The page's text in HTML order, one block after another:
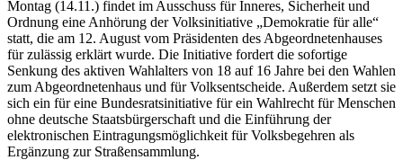
Montag (14.11.) findet im Ausschuss für Inneres, Sicherheit und
Ordnung eine Anhörung der Volksinitiative „Demokratie für alle“
statt, die am 12. August vom Präsidenten des Abgeordnetenhauses
für zulässig erklärt wurde. Die Initiative fordert die sofortige
Senkung des aktiven Wahlalters von 18 auf 16 Jahre bei den Wahlen
zum Abgeordnetenhaus und für Volksentscheide. Außerdem setzt sie
sich ein für eine Bundesratsinitiative für ein Wahlrecht für Menschen
ohne deutsche Staatsbürgerschaft und die Einführung der
elektronischen Eintragungsmöglichkeit für Volksbegehren als
Ergänzung zur Straßensammlung.